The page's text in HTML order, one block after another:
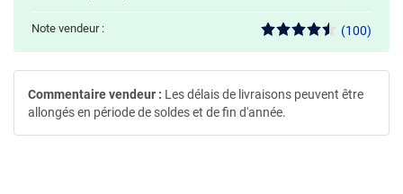
Note vendeur : (100)
Commentaire vendeur : Les délais de livraisons peuvent être
allongés en période de soldes et de fin d'année.